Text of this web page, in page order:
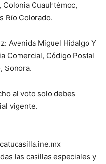
Colonia Cuauhtémoc,
Río Colorado.
Avenida Miguel Hidalgo Y
Comercial, Código Postal
Sonora.
al voto solo debes
vigente.
las casillas especiales y